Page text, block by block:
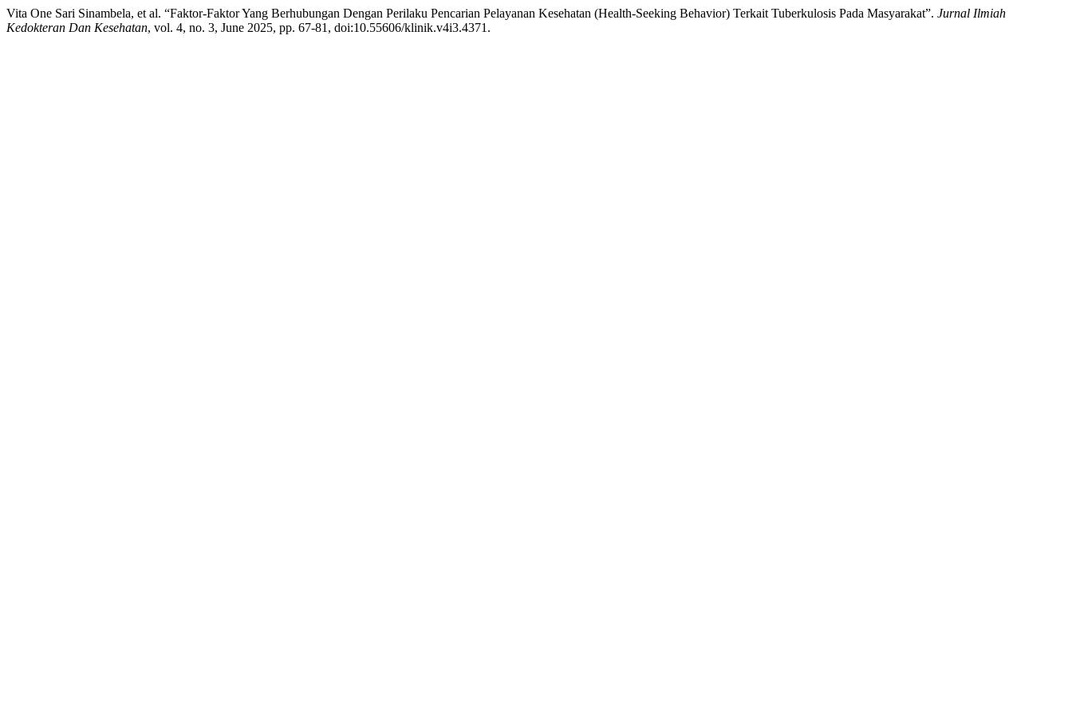
Vita One Sari Sinambela, et al. “Faktor-Faktor Yang Berhubungan Dengan Perilaku Pencarian Pelayanan Kesehatan (Health-Seeking Behavior) Terkait Tuberkulosis Pada Masyarakat”. Jurnal Ilmiah
Kedokteran Dan Kesehatan, vol. 4, no. 3, June 2025, pp. 67-81, doi:10.55606/klinik.v4i3.4371.